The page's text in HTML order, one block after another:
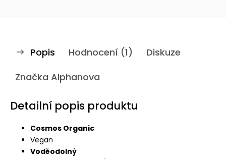
Popis Hodnocení (1)
Diskuze
Značka Alphanova
Detailní popis produktu
Cosmos Organic
Vegan
Voděodolný